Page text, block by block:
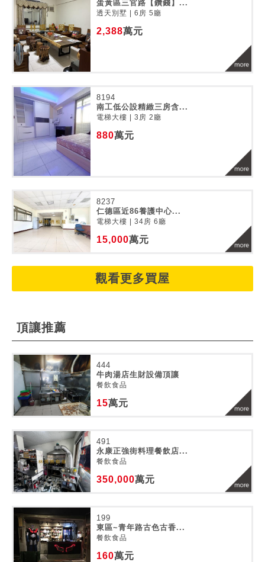
蛋黃區三官路【鑽錢】...
透天別墅 | 6房 5廳
2,388萬元
8194
南工低公設精緻三房含...
電梯大樓 | 3房 2廳
880萬元
8237
仁德區近86養護中心...
電梯大樓 | 34房 6廳
15,000萬元
觀看更多買屋
頂讓推薦
444
牛肉湯店生財設備頂讓
餐飲食品
15萬元
491
永康正強街料理餐飲店...
餐飲食品
350,000萬元
199
東區~青年路古色古香...
餐飲食品
160萬元